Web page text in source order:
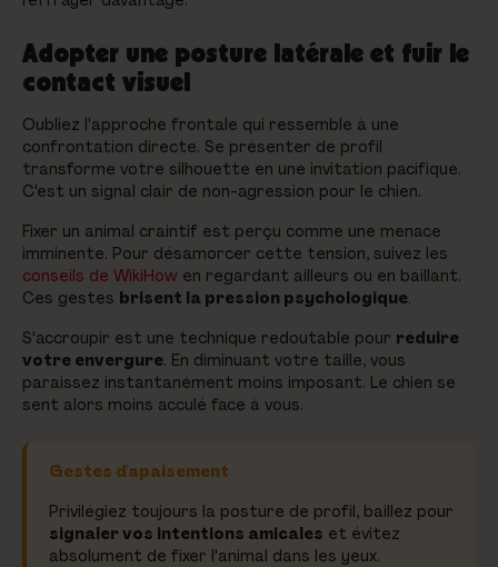
Adopter une posture latérale et fuir le
contact visuel
Oubliez l'approche frontale qui ressemble à une
confrontation directe. Se présenter de profil
transforme votre silhouette en une invitation pacifique.
C'est un signal clair de non-agression pour le chien.
Fixer un animal craintif est perçu comme une menace
imminente. Pour désamorcer cette tension, suivez les
conseils de WikiHow en regardant ailleurs ou en baillant.
Ces gestes brisent la pression psychologique.
S'accroupir est une technique redoutable pour réduire
votre envergure. En diminuant votre taille, vous
paraissez instantanément moins imposant. Le chien se
sent alors moins acculé face à vous.
Gestes d'apaisement
Privilégiez toujours la posture de profil, baillez pour
signaler vos intentions amicales et évitez
absolument de fixer l'animal dans les yeux.